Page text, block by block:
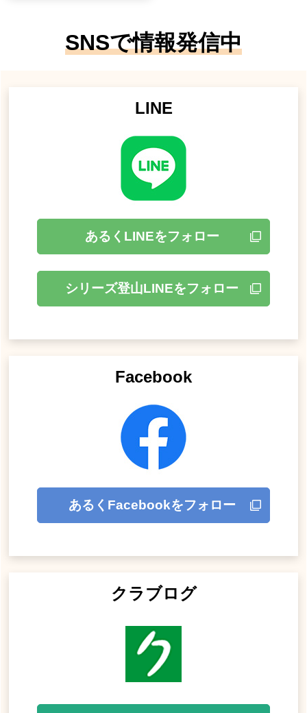
SNSで情報発信中
LINE
あるくLINEをフォロー
シリーズ登山LINEをフォロー
Facebook
あるくFacebookをフォロー
クラブログ